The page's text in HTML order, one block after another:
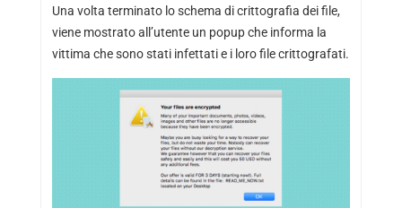
Una volta terminato lo schema di crittografia dei file,
viene mostrato all’utente un popup che informa la
vittima che sono stati infettati e i loro file crittografati.